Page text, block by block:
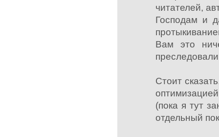
читателей,
Господам и
Вам это
Стоит
(пока я тут
отдельный